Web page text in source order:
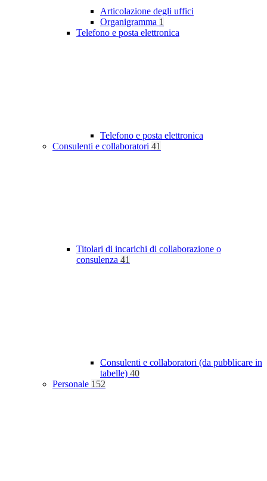
Articolazione degli uffici
Organigramma 1
Telefono e posta elettronica
Telefono e posta elettronica
Consulenti e collaboratori 41
Titolari di incarichi di collaborazione o
consulenza 41
Consulenti e collaboratori (da pubblicare in
tabelle) 40
Personale 152